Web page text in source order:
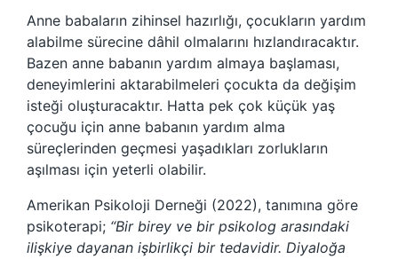
Anne babaların zihinsel hazırlığı, çocukların yardım
alabilme sürecine dâhil olmalarını hızlandıracaktır.
Bazen anne babanın yardım almaya başlaması,
deneyimlerini aktarabilmeleri çocukta da değişim
isteği oluşturacaktır. Hatta pek çok küçük yaş
çocuğu için anne babanın yardım alma
süreçlerinden geçmesi yaşadıkları zorlukların
aşılması için yeterli olabilir.
Amerikan Psikoloji Derneği (2022), tanımına göre
psikoterapi; “Bir birey ve bir psikolog arasındaki
ilişkiye dayanan işbirlikçi bir tedavidir. Diyaloğa